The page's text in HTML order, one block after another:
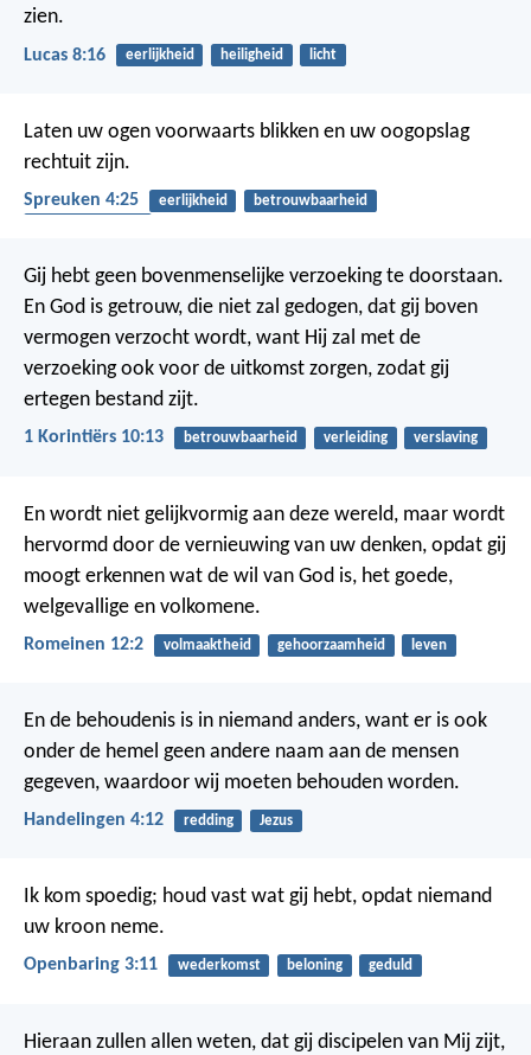
zien.
Lucas 8:16 eerlijkheid heiligheid licht
Laten uw ogen voorwaarts blikken en uw oogopslag
rechtuit zijn.
Spreuken 4:25 eerlijkheid
betrouwbaarheid
Gij hebt geen bovenmenselijke verzoeking te doorstaan.
En God is getrouw, die niet zal gedogen, dat gij boven
vermogen verzocht wordt, want Hij zal met de
verzoeking ook voor de uitkomst zorgen, zodat gij
ertegen bestand zijt.
1 Korintiërs 10:13 betrouwbaarheid verleiding verslaving
En wordt niet gelijkvormig aan deze wereld, maar wordt
hervormd door de vernieuwing van uw denken, opdat gij
moogt erkennen wat de wil van God is, het goede,
welgevallige en volkomene.
Romeinen 12:2 volmaaktheid gehoorzaamheid leven
En de behoudenis is in niemand anders, want er is ook
onder de hemel geen andere naam aan de mensen
gegeven, waardoor wij moeten behouden worden.
Handelingen 4:12 redding Jezus
Ik kom spoedig; houd vast wat gij hebt, opdat niemand
uw kroon neme.
Openbaring 3:11 wederkomst beloning geduld
Hieraan zullen allen weten, dat gij discipelen van Mij zijt,